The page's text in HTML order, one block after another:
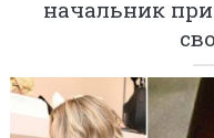
начальник